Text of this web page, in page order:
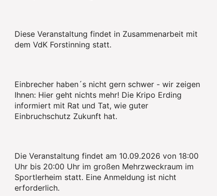
Diese Veranstaltung findet in Zusammenarbeit mit
dem VdK Forstinning statt.
Einbrecher haben´s nicht gern schwer - wir zeigen
Ihnen: Hier geht nichts mehr! Die Kripo Erding
informiert mit Rat und Tat, wie guter
Einbruchschutz Zukunft hat.
Die Veranstaltung findet am 10.09.2026 von 18:00
Uhr bis 20:00 Uhr im großen Mehrzweckraum im
Sportlerheim statt. Eine Anmeldung ist nicht
erforderlich.